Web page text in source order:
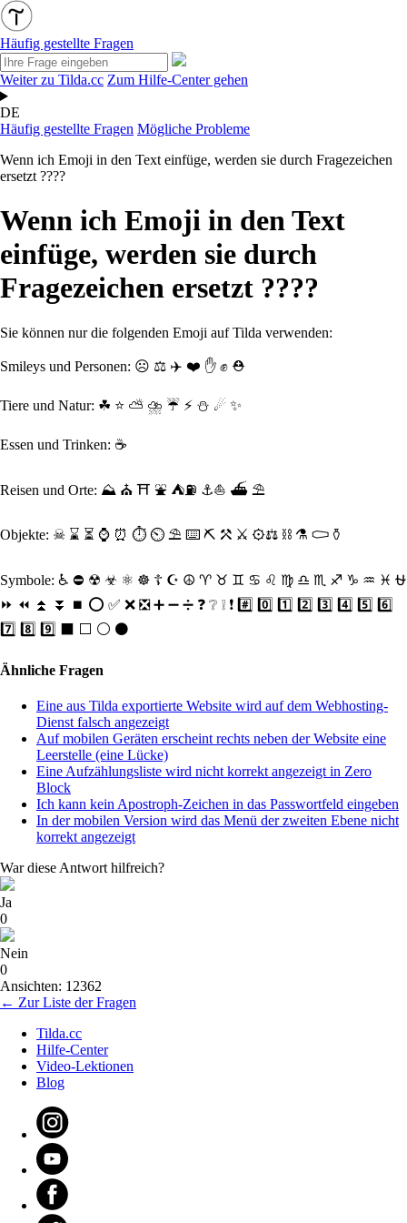
Häufig gestellte Fragen
Weiter zu Tilda.cc Zum Hilfe-Center gehen
DE
Häufig gestellte Fragen Mögliche Probleme
Wenn ich Emoji in den Text einfüge, werden sie durch Fragezeichen
ersetzt ????
Wenn ich Emoji in den Text
einfüge, werden sie durch
Fragezeichen ersetzt ????
Sie können nur die folgenden Emoji auf Tilda verwenden:
Smileys und Personen: ☹ ⚖️ ✈️ ❤️ ✋ ✊ ⛑
Tiere und Natur: ☘ ⭐ ⛅ ⛈ ☔ ⚡ ⛄ ☄ ✨
Essen und Trinken: ☕
Reisen und Orte: ⛰ ⛪ ⛩ ⛲ ⛺⛽ ⚓⛵ ⛴ ⛱
Objekte: ☠ ⌛ ⏳ ⌚ ⏰ ⏱ ⏲ ⛱ ⌨ ⛏ ⚒ ⚔ ⚙⚖ ⛓ ⚗ ⚰ ⚱
Symbole: ♿ ⛔ ☢ ☣ ⚛ ☸ ☦ ☪ ☮ ♈ ♉ ♊ ♋ ♌ ♍ ♎ ♏ ♐ ♑ ♒ ♓ ⛎
⏩ ⏪ ⏫ ⏬ ⏹ ⭕ ✅ ❌ ❎ ➕ ➖ ➗ ❓ ❔ ❕ ❗ #️⃣ 0️⃣ 1️⃣ 2️⃣ 3️⃣ 4️⃣ 5️⃣ 6️⃣
7️⃣ 8️⃣ 9️⃣ ⬛ ⬜ ⚪ ⚫
Ähnliche Fragen
Eine aus Tilda exportierte Website wird auf dem Webhosting-
Dienst falsch angezeigt
Auf mobilen Geräten erscheint rechts neben der Website eine
Leerstelle (eine Lücke)
Eine Aufzählungsliste wird nicht korrekt angezeigt in Zero
Block
Ich kann kein Apostroph-Zeichen in das Passwortfeld eingeben
In der mobilen Version wird das Menü der zweiten Ebene nicht
korrekt angezeigt
War diese Antwort hilfreich?
Ja
0
Nein
0
Ansichten: 12362
← Zur Liste der Fragen
Tilda.cc
Hilfe-Center
Video-Lektionen
Blog